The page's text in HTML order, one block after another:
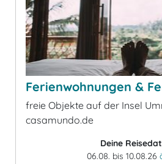
Ferienwohnungen &
freie Objekte auf der Insel
casamundo.de
Deine
06.08. bis 10.08.26